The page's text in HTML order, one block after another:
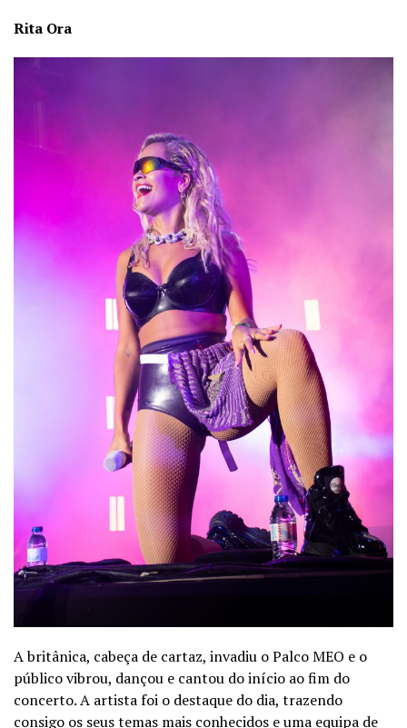
Rita Ora
A britânica, cabeça de cartaz, invadiu o Palco MEO e o
público vibrou, dançou e cantou do início ao fim do
concerto. A artista foi o destaque do dia, trazendo
consigo os seus temas mais conhecidos e uma equipa de